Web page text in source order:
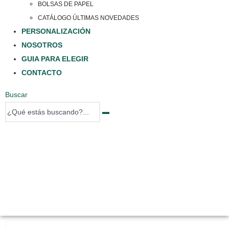
BOLSAS DE PAPEL
CATÁLOGO ÚLTIMAS NOVEDADES
PERSONALIZACIÓN
NOSOTROS
GUIA PARA ELEGIR
CONTACTO
Buscar